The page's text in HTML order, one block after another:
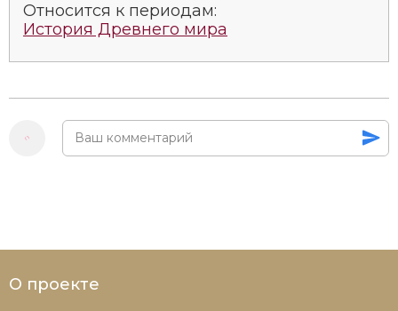
Социально-экономическая история
Южная Америка
Относится к периодам:
История Древнего мира
О проекте